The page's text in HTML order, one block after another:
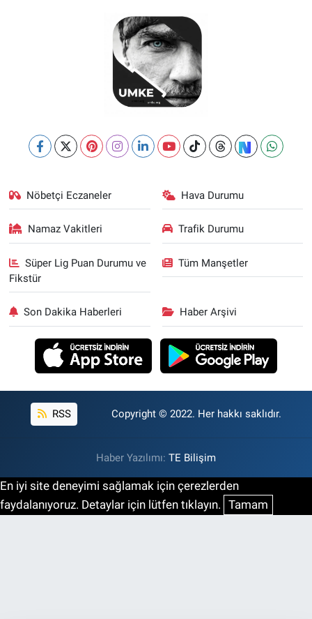
Nöbetçi Eczaneler Hava Durumu
Namaz Vakitleri Trafik Durumu
Süper Lig Puan Durumu ve
Fikstür
Tüm Manşetler
Son Dakika Haberleri Haber Arşivi
RSS Copyright © 2022. Her hakkı saklıdır.
Haber Yazılımı: TE Bilişim
En iyi site deneyimi sağlamak için çerezlerden
faydalanıyoruz. Detaylar için lütfen tıklayın. Tamam